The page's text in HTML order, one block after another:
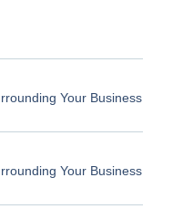
Your Business
Your Business